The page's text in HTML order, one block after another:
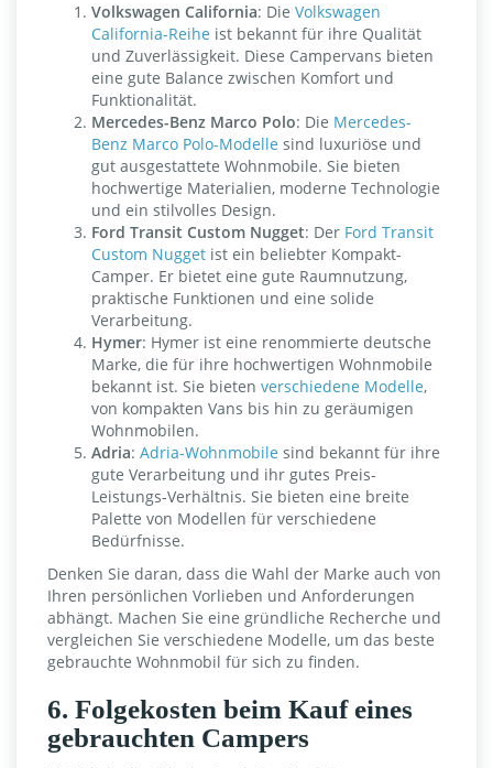
Volkswagen California: Die Volkswagen
California-Reihe ist bekannt für ihre Qualität
und Zuverlässigkeit. Diese Campervans bieten
eine gute Balance zwischen Komfort und
Funktionalität.
Mercedes-Benz Marco Polo: Die Mercedes-
Benz Marco Polo-Modelle sind luxuriöse und
gut ausgestattete Wohnmobile. Sie bieten
hochwertige Materialien, moderne Technologie
und ein stilvolles Design.
Ford Transit Custom Nugget: Der Ford Transit
Custom Nugget ist ein beliebter Kompakt-
Camper. Er bietet eine gute Raumnutzung,
praktische Funktionen und eine solide
Verarbeitung.
Hymer: Hymer ist eine renommierte deutsche
Marke, die für ihre hochwertigen Wohnmobile
bekannt ist. Sie bieten verschiedene Modelle,
von kompakten Vans bis hin zu geräumigen
Wohnmobilen.
Adria: Adria-Wohnmobile sind bekannt für ihre
gute Verarbeitung und ihr gutes Preis-
Leistungs-Verhältnis. Sie bieten eine breite
Palette von Modellen für verschiedene
Bedürfnisse.
Denken Sie daran, dass die Wahl der Marke auch von
Ihren persönlichen Vorlieben und Anforderungen
abhängt. Machen Sie eine gründliche Recherche und
vergleichen Sie verschiedene Modelle, um das beste
gebrauchte Wohnmobil für sich zu finden.
6. Folgekosten beim Kauf eines
gebrauchten Campers